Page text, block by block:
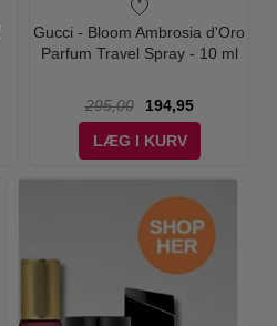
Gucci - Bloom Ambrosia d'Oro
Parfum Travel Spray - 10 ml
295,00
194,95
LÆG I KURV